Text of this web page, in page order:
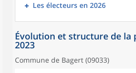
Les électeurs en 2026
Évolution et structure de la
2023
Commune de Bagert (09033)